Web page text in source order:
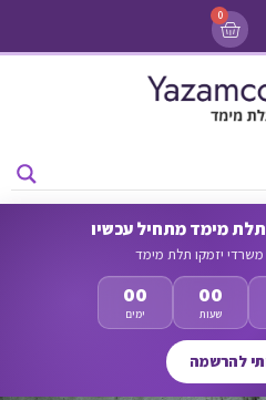
0
יזמקו תלת מימד
00
ימים
00
שעות
להרשמה